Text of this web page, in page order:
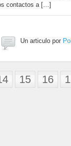
contactos a […]
Un articulo por
15 16